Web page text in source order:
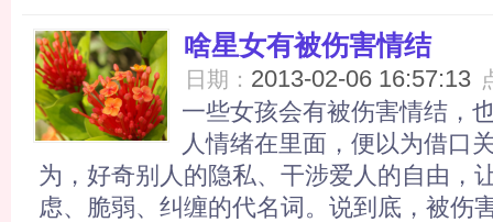
啥星女有被伤害情结
日期： 2013-02-06 16:57:13
一些女孩会有被伤害情结，
人情绪在里面，便以为借口
为，好奇别人的隐私、干涉爱人的自由，
虑、脆弱、纠缠的代名词。说到底，被伤